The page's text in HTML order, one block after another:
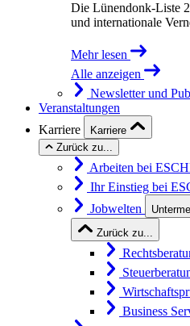
Die Lünendonk-Liste
und internationale
Mehr lesen
Alle anzeigen
Newsletter und
Veranstaltungen
Karriere
Karriere
Zurück zu...
Arbeiten bei
Ihr Einstieg bei
Jobwelten
Zurück zu...
Business